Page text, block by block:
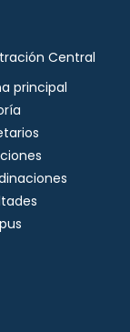
Central
principal